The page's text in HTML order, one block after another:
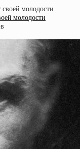
молодости